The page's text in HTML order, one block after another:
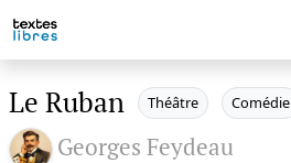
Le Ruban Théâtre Comédie
Georges Feydeau